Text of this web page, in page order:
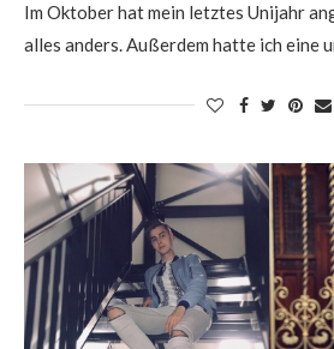
Im Oktober hat mein letztes Unijahr
alles anders. Außerdem hatte ich eine